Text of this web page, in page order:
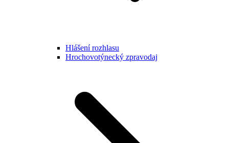
Hlášení rozhlasu
Hrochovotýnecký zpravodaj